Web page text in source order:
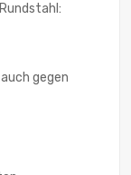
gegen